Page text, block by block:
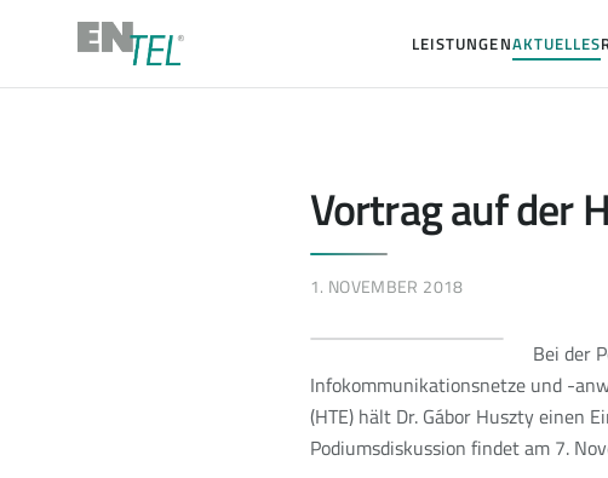
LEISTUNGENAKTUELLES
Vortrag auf der
1. NOVEMBER 2018
Bei der
Infokommunikationsnetze und -
(HTE) hält Dr. Gábor Huszty einen
Podiumsdiskussion findet am 7.